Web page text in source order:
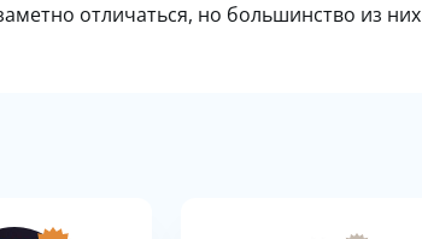
отличаться, но большинство из них